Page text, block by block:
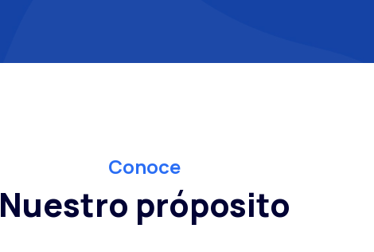
Conoce
Nuestro próposito